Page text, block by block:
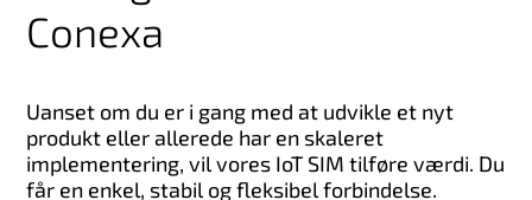
Conexa
Uanset om du er i gang med at udvikle et nyt
produkt eller allerede har en skaleret
implementering, vil vores IoT SIM tilføre værdi. Du
får en enkel, stabil og fleksibel forbindelse.